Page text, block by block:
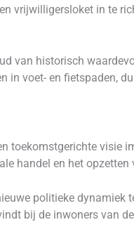
vrijwilligersloket in te
van historisch
in voet- en fietspaden,
toekomstgerichte visie
handel en het opzetten
politieke dynamiek
bij de inwoners van